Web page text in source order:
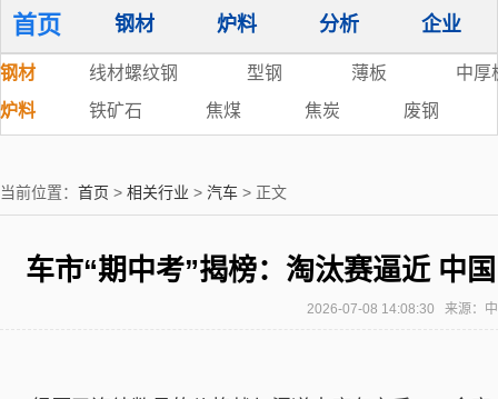
首页 钢材 炉料 分析 企业
钢材 线材螺纹钢 型钢 薄板
中厚
炉料
铁矿石 焦煤 焦炭 废钢
当前位置： 首页 > 相关行业 > 汽车 > 正文
车市“期中考”揭榜：淘汰赛逼近 中
2026-07-08 14:08:30 来源：